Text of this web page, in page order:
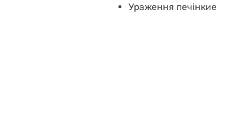
Ураження печінкиe